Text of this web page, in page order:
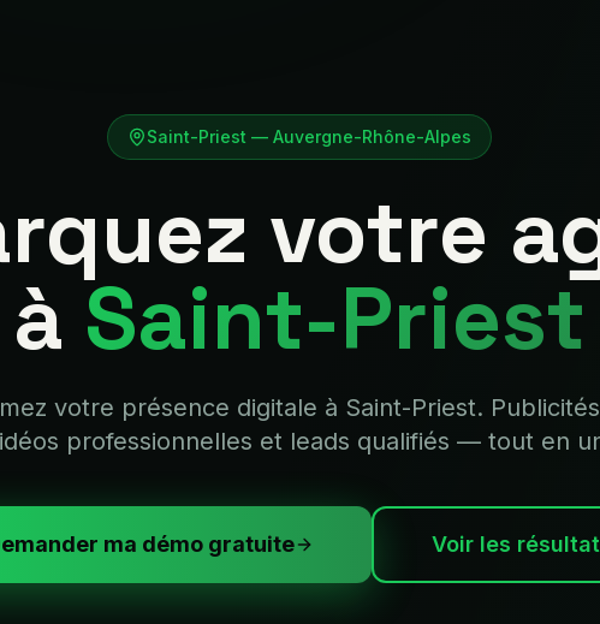
Saint-Priest — Auvergne-Rhône-Alpes
votre
àSaint-Priest
votre présence digitale à Saint-Priest.
professionnelles et leads qualifiés — tout en
ma démo gratuite Voir les